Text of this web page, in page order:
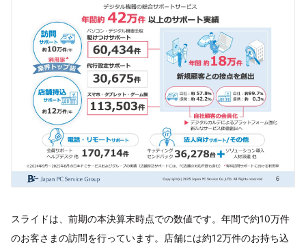
スライドは、前期の本決算末時点での数値です。年間で約10万件
のお客さまの訪問を行っています。店舗には約12万件のお持ち込